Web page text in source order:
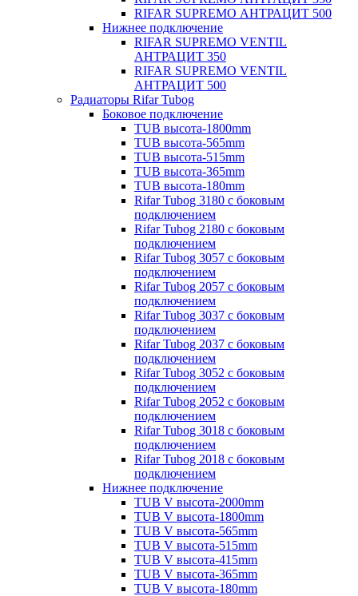
RIFAR SUPREMO АНТРАЦИТ 500
Нижнее подключение
RIFAR SUPREMO VENTIL
АНТРАЦИТ 350
RIFAR SUPREMO VENTIL
АНТРАЦИТ 500
Радиаторы Rifar Tubog
Боковое подключение
TUB высота-1800mm
TUB высота-565mm
TUB высота-515mm
TUB высота-365mm
TUB высота-180mm
Rifar Tubog 3180 с боковым
подключением
Rifar Tubog 2180 с боковым
подключением
Rifar Tubog 3057 с боковым
подключением
Rifar Tubog 2057 с боковым
подключением
Rifar Tubog 3037 с боковым
подключением
Rifar Tubog 2037 с боковым
подключением
Rifar Tubog 3052 с боковым
подключением
Rifar Tubog 2052 с боковым
подключением
Rifar Tubog 3018 с боковым
подключением
Rifar Tubog 2018 с боковым
подключением
Нижнее подключение
TUB V высота-2000mm
TUB V высота-1800mm
TUB V высота-565mm
TUB V высота-515mm
TUB V высота-415mm
TUB V высота-365mm
TUB V высота-180mm